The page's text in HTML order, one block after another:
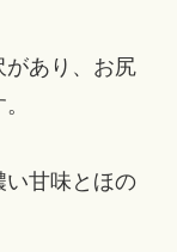
があり、お尻
い甘味とほの